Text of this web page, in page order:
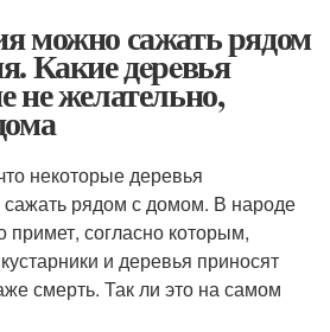
можно сажать рядом
Какие дeрeвья
не желательно,
некоторые деревья
сажать рядом с домом. В народе
согласно которым,
и деревья приносят
смерть. Так ли это на самом